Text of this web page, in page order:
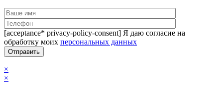
[acceptance* privacy-policy-consent] Я даю согласие на
обработку моих персональных данных
×
×